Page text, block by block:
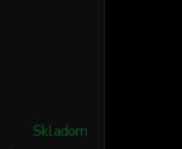
Skladom